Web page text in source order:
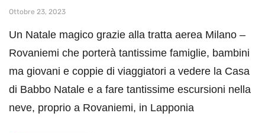
Ottobre 23, 2023
Un Natale magico grazie alla tratta aerea Milano –
Rovaniemi che porterà tantissime famiglie, bambini
ma giovani e coppie di viaggiatori a vedere la Casa
di Babbo Natale e a fare tantissime escursioni nella
neve, proprio a Rovaniemi, in Lapponia